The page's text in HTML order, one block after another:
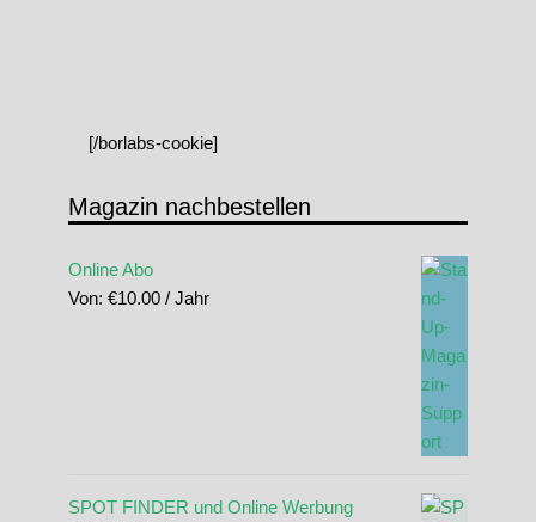
[/borlabs-cookie]
Magazin nachbestellen
Online Abo
Von: €10.00 / Jahr
SPOT FINDER und Online Werbung